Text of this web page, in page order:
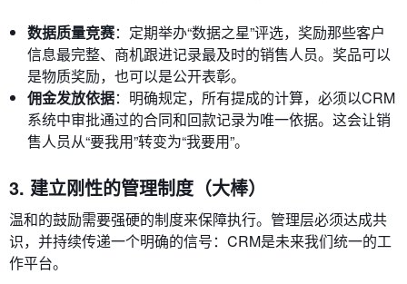
数据质量竞赛：定期举办“数据之星”评选，奖励那些客户
信息最完整、商机跟进记录最及时的销售人员。奖品可以
是物质奖励，也可以是公开表彰。
佣金发放依据：明确规定，所有提成的计算，必须以CRM
系统中审批通过的合同和回款记录为唯一依据。这会让销
售人员从“要我用”转变为“我要用”。
3. 建立刚性的管理制度（大棒）
温和的鼓励需要强硬的制度来保障执行。管理层必须达成共
识，并持续传递一个明确的信号：CRM是未来我们统一的工
作平台。